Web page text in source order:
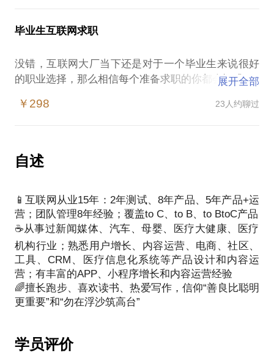
自己？或者我是技术想转产品怎么做？我是产品想转
运营可以吗？……相信我，这些问题水姐都经历过，
毕业生互联网求职
没错，互联网大厂当下还是对于一个毕业生来说很好
的职业选择，那么相信每个准备求职的你都会疑惑：
（2）产品经理/内容运营需要具备哪些素养和能力
展开全部
￥298 23人约聊过
自述
📱互联网从业15年：2年测试、8年产品、5年产品+运
营；团队管理8年经验；覆盖to C、to B、to BtoC产品
☕️从事过新闻媒体、汽车、母婴、医疗大健康、医疗
机构行业；熟悉用户增长、内容运营、电商、社区、
工具、CRM、医疗信息化系统等产品设计和内容运
营；有丰富的APP、小程序增长和内容运营经验
🌈擅长跑步、喜欢读书、热爱写作，信仰“善良比聪明
学员评价